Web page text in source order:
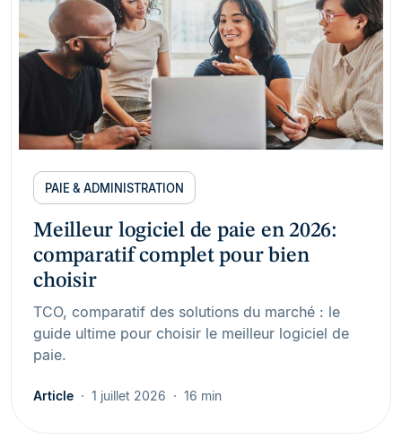
PAIE & ADMINISTRATION
Meilleur logiciel de paie en 2026:
comparatif complet pour bien
choisir
TCO, comparatif des solutions du marché : le
guide ultime pour choisir le meilleur logiciel de
paie.
Article 1 juillet 2026 16 min